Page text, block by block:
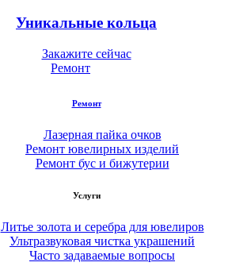
Уникальные кольца
Закажите сейчас
Ремонт
Ремонт
Лазерная пайка очков
Ремонт ювелирных изделий
Ремонт бус и бижутерии
Услуги
Литье золота и серебра для ювелиров
Ультразвуковая чистка украшений
Часто задаваемые вопросы